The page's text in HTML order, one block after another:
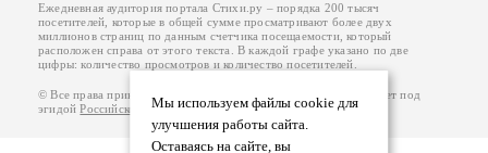
Мы используем файлы cookie для
улучшения работы сайта.
Оставаясь на сайте, вы
Ежедневная аудитория портала Стихи.ру – порядка 200 тысяч
посетителей, которые в общей сумме просматривают более двух
миллионов страниц по данным счетчика посещаемости, который
расположен справа от этого текста. В каждой графе указано по две
цифры: количество просмотров и количество посетителей.
© Все права принадлежат авторам, 2000-2026. Портал работает под
эгидойРоссийского союза писателей.18+